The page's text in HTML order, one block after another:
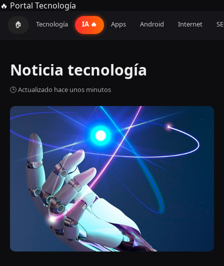
🔥 Portal Tecnología
🏠 Tecnología IA 🔥 Apps Android Internet
Noticia tecnología
🕒 Actualizado hace unos minutos